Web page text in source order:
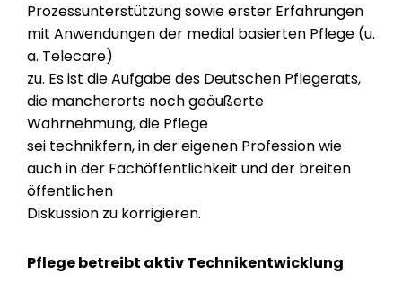
Prozessunterstützung sowie erster Erfahrungen
mit Anwendungen der medial basierten Pflege (u.
a. Telecare)
zu. Es ist die Aufgabe des Deutschen Pflegerats,
die mancherorts noch geäußerte
Wahrnehmung, die Pflege
sei technikfern, in der eigenen Profession wie
auch in der Fachöffentlichkeit und der breiten
öffentlichen
Diskussion zu korrigieren.
Pflege betreibt aktiv Technikentwicklung